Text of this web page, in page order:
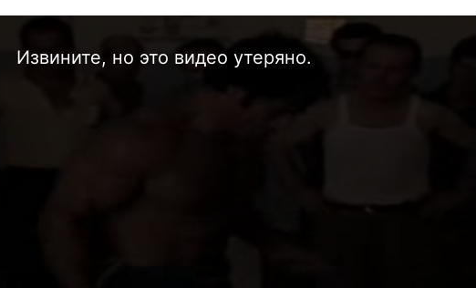
Извините, но это видео утеряно.